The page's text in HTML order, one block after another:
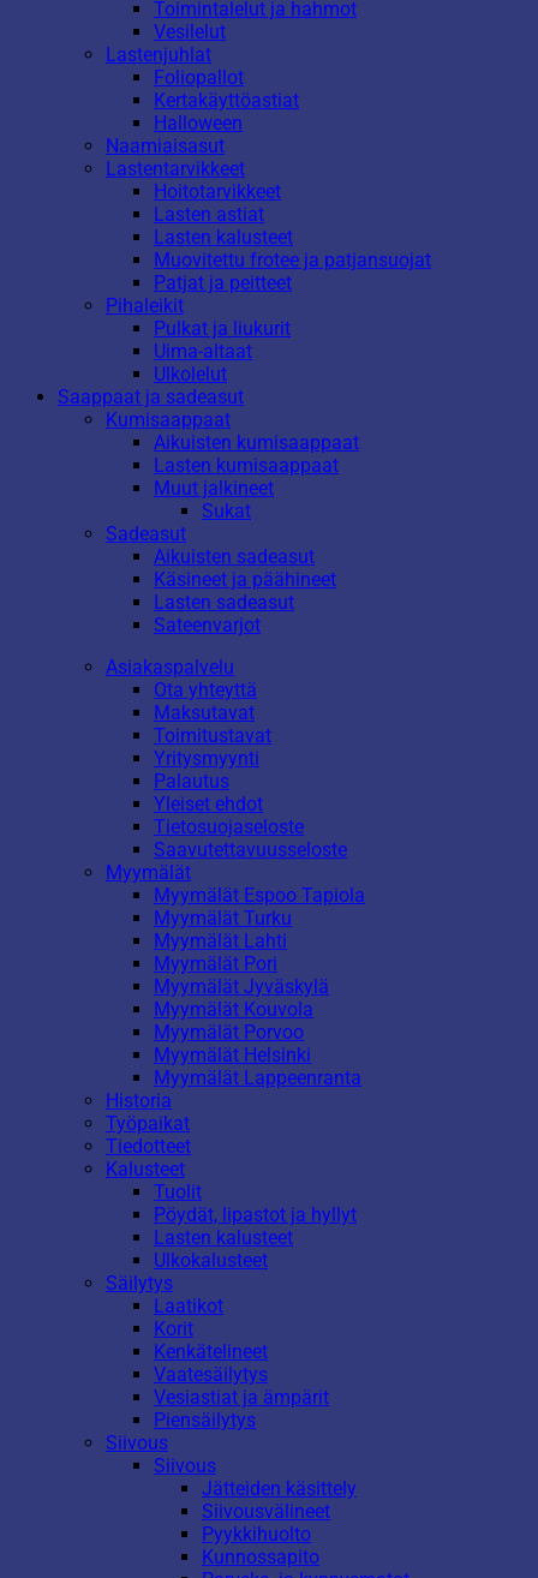
Toimintalelut ja hahmot
Vesilelut
Lastenjuhlat
Foliopallot
Kertakäyttöastiat
Halloween
Naamiaisasut
Lastentarvikkeet
Hoitotarvikkeet
Lasten astiat
Lasten kalusteet
Muovitettu frotee ja patjansuojat
Patjat ja peitteet
Pihaleikit
Pulkat ja liukurit
Uima-altaat
Ulkolelut
Saappaat ja sadeasut
Kumisaappaat
Aikuisten kumisaappaat
Lasten kumisaappaat
Muut jalkineet
Sukat
Sadeasut
Aikuisten sadeasut
Käsineet ja päähineet
Lasten sadeasut
Sateenvarjot
Asiakaspalvelu
Ota yhteyttä
Maksutavat
Toimitustavat
Yritysmyynti
Palautus
Yleiset ehdot
Tietosuojaseloste
Saavutettavuusseloste
Myymälät
Myymälät Espoo Tapiola
Myymälät Turku
Myymälät Lahti
Myymälät Pori
Myymälät Jyväskylä
Myymälät Kouvola
Myymälät Porvoo
Myymälät Helsinki
Myymälät Lappeenranta
Historia
Työpaikat
Tiedotteet
Kalusteet
Tuolit
Pöydät, lipastot ja hyllyt
Lasten kalusteet
Ulkokalusteet
Säilytys
Laatikot
Korit
Kenkätelineet
Vaatesäilytys
Vesiastiat ja ämpärit
Piensäilytys
Siivous
Siivous
Jätteiden käsittely
Siivousvälineet
Pyykkihuolto
Kunnossapito